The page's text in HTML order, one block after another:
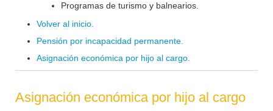
Programas de turismo y balnearios.
Volver al inicio.
Pensión por incapacidad permanente.
Asignación económica por hijo al cargo.
Asignación económica por hijo al cargo